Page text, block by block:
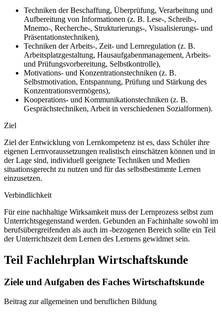
Techniken der Beschaffung, Überprüfung, Verarbeitung und
Aufbereitung von Informationen (z. B. Lese-, Schreib-,
Mnemo-, Recherche-, Strukturierungs-, Visualisierungs- und
Präsentationstechniken),
Techniken der Arbeits-, Zeit- und Lernregulation (z. B.
Arbeitsplatzgestaltung, Hausaufgabenmanagement, Arbeits-
und Prüfungsvorbereitung, Selbstkontrolle),
Motivations- und Konzentrationstechniken (z. B.
Selbstmotivation, Entspannung, Prüfung und Stärkung des
Konzentrationsvermögens),
Kooperations- und Kommunikationstechniken (z. B.
Gesprächstechniken, Arbeit in verschiedenen Sozialformen).
Ziel
Ziel der Entwicklung von Lernkompetenz ist es, dass Schüler ihre
eigenen Lernvoraussetzungen realistisch einschätzen können und in
der Lage sind, individuell geeignete Techniken und Medien
situationsgerecht zu nutzen und für das selbstbestimmte Lernen
einzusetzen.
Verbindlichkeit
Für eine nachhaltige Wirksamkeit muss der Lernprozess selbst zum
Unterrichtsgegenstand werden. Gebunden an Fachinhalte sowohl im
berufsübergreifenden als auch im -bezogenen Bereich sollte ein Teil
der Unterrichtszeit dem Lernen des Lernens gewidmet sein.
Teil Fachlehrplan Wirtschaftskunde
Ziele und Aufgaben des Faches Wirtschaftskunde
Beitrag zur allgemeinen und beruflichen Bildung